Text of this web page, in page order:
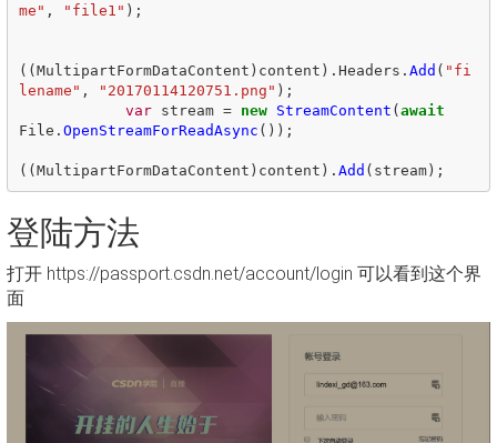
me" , "file1" );
((MultipartFormDataContent ) content ). Headers . Add ( "fi
lename" , "20170114120751.png" );
var
stream = new StreamContent (await
File . OpenStreamForReadAsync ());
((MultipartFormDataContent ) content ). Add ( stream);
登陆方法
打开 https://passport.csdn.net/account/login 可以看到这个界
面